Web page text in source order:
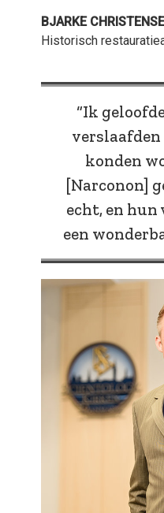
BJARKE
Historisch
“Ik
konden
[Narconon]
echt, en hun
een